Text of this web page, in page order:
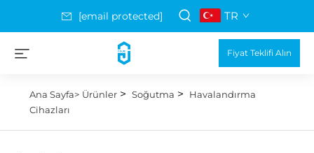
[email protected] TR
Fiyat Teklifi Alın
Ana Sayfa> Ürünler> Soğutma >
Havalandırma
Cihazları